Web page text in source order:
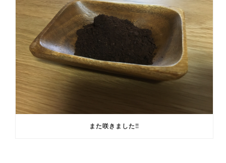
また咲きました‼️